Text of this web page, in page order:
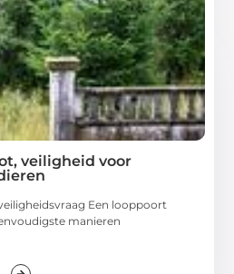
veiligheid voor
Een looppoort
manieren